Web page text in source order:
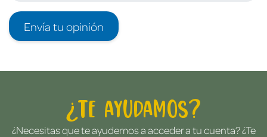
Envía tu opinión
¿Te ayudamos?
¿Necesitas que te ayudemos a acceder a tu cuenta? ¿Te